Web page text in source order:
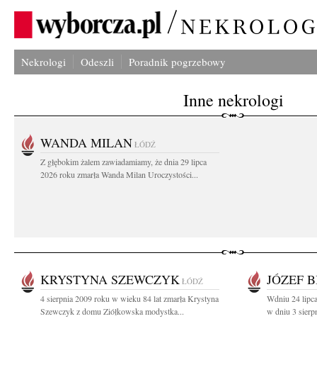
Nekrologi Odeszli Poradnik pogrzebowy
Inne nekrologi
WANDA MILAN ŁÓDŹ
Z głębokim żalem zawiadamiamy, że dnia 29 lipca
2026 roku zmarła Wanda Milan Uroczystości...
KRYSTYNA SZEWCZYK ŁÓDŹ
4 sierpnia 2009 roku w wieku 84 lat zmarła Krystyna
Szewczyk z domu Ziółkowska modystka...
JÓZEF
Wdniu 24
w dniu 3